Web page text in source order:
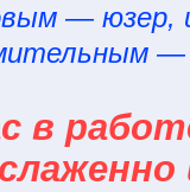
—
—
в
слаженно